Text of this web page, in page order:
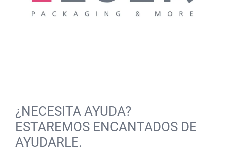
¿NECESITA AYUDA?
ESTAREMOS ENCANTADOS DE
AYUDARLE.